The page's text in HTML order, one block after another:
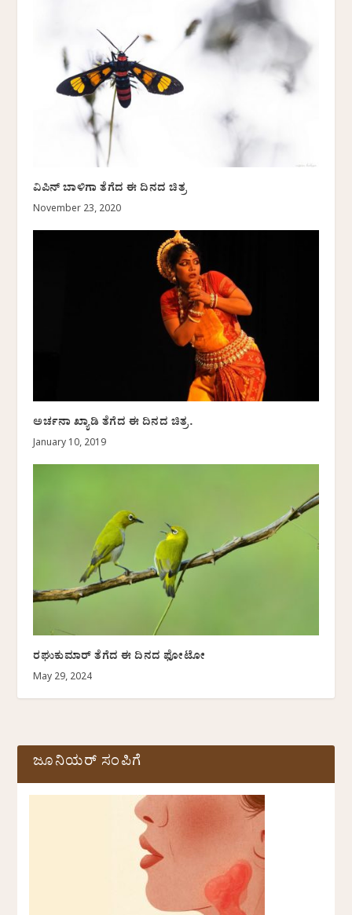
ವಿಪಿನ್‌ ಬಾಳಿಗಾ ತೆಗೆದ ಈ ದಿನದ ಚಿತ್ರ
November 23, 2020
ಅರ್ಚನಾ ಖ್ಯಾಡಿ ತೆಗೆದ ಈ ದಿನದ ಚಿತ್ರ.
January 10, 2019
ರಘುಕುಮಾರ್ ತೆಗೆದ ಈ ದಿನದ ಫೋಟೋ
May 29, 2024
ಜೂನಿಯರ್ ಸಂಪಿಗೆ